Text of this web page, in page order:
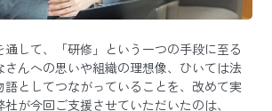
して、「研修」という一つの手段に至る
さんへの思いや組織の理想像、ひいては法
語としてつながっていることを、改めて実
が今回ご支援させていただいたのは、